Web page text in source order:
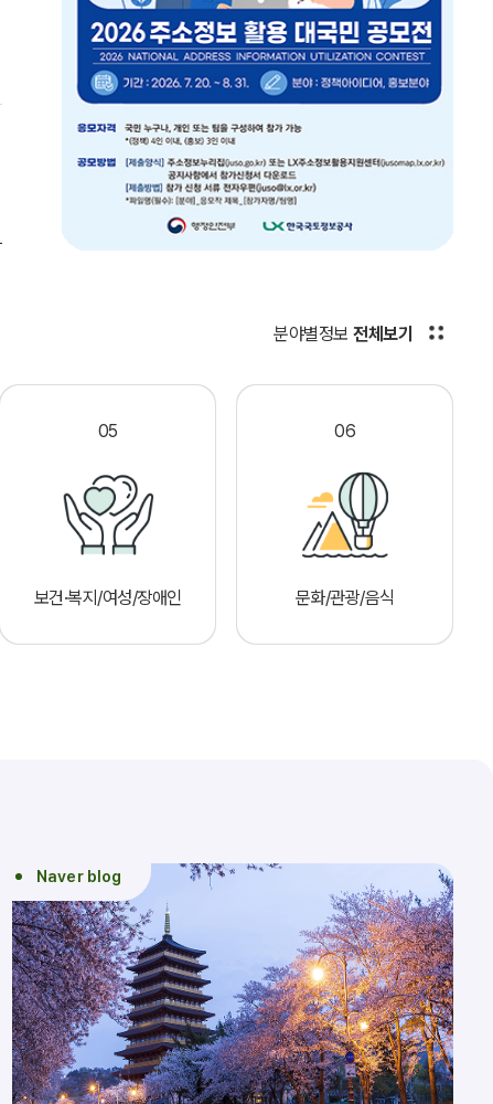
05
보건·복지/여성/장애인
06
문화/관광/음식
분야별정보 전체보기
Naver blog